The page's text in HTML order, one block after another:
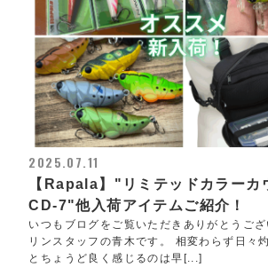
2025.07.11
【Rapala】"リミテッドカラーカ
CD-7"他入荷アイテムご紹介！
いつもブログをご覧いただきありがとうご
リンスタッフの青木です。 相変わらず日々
とちょうど良く感じるのは早[...]